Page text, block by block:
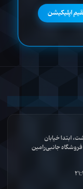
اپلیکیشن
ابتدا خیابان
جانبی‌رامین